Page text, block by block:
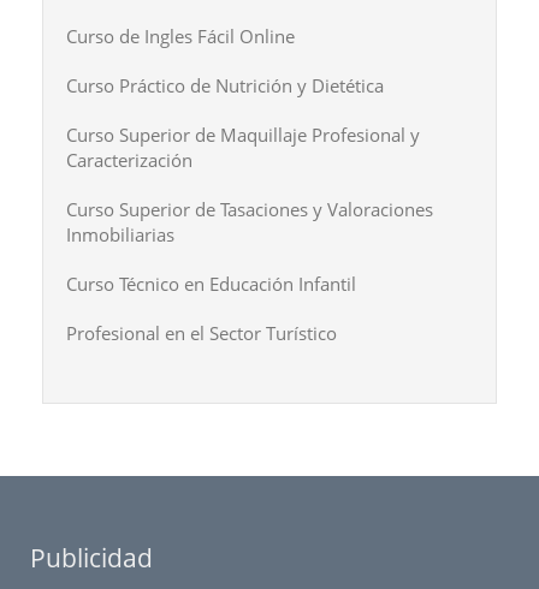
Curso de Ingles Fácil Online
Curso Práctico de Nutrición y Dietética
Curso Superior de Maquillaje Profesional y
Caracterización
Curso Superior de Tasaciones y Valoraciones
Inmobiliarias
Curso Técnico en Educación Infantil
Profesional en el Sector Turístico
Publicidad